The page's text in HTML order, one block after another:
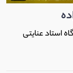
استاد عنایتی